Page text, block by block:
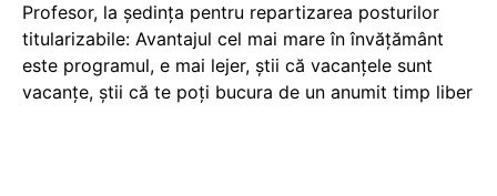
Profesor, la ședința pentru repartizarea posturilor
titularizabile: Avantajul cel mai mare în învățământ
este programul, e mai lejer, știi că vacanțele sunt
vacanţe, știi că te poți bucura de un anumit timp liber